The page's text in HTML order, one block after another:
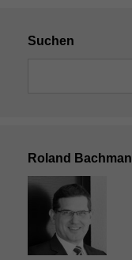
Suchen
Roland